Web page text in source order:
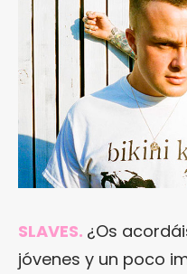
SLAVES. ¿Os
jóvenes y un poco